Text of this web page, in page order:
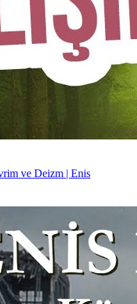
ve Deizm | Enis